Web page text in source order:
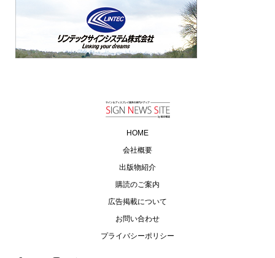
HOME
会社概要
出版物紹介
購読のご案内
広告掲載について
お問い合わせ
プライバシーポリシー